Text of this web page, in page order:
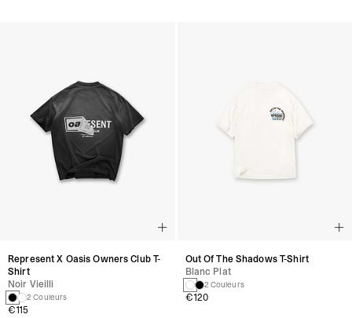
Represent X Oasis Owners Club T-
Shirt
Noir Vieilli
2 Couleurs
€115
Out Of The Shadows T-Shirt
Blanc Plat
2 Couleurs
€120